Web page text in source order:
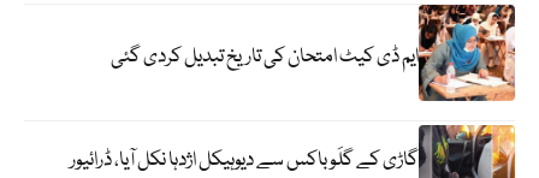
ایم ڈی کیٹ امتحان کی تاریخ تبدیل کردی گئی
گاڑی کے گلَو باکس سے دیوہیکل اژدہا نکل آیا، ڈرائیور